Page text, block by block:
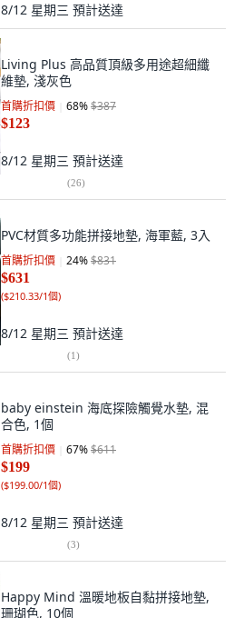
8/12 星期三 預計送達
Living Plus 高品質頂級多用途超細纖
維墊, 淺灰色
首購折扣價 68%$387
$123
8/12 星期三 預計送達
(26)
PVC材質多功能拼接地墊, 海軍藍, 3入
首購折扣價 24%$831
$631
($210.33/1個)
8/12 星期三 預計送達
(1)
baby einstein 海底探險觸覺水墊, 混
合色, 1個
首購折扣價 67%$611
$199
($199.00/1個)
8/12 星期三 預計送達
(3)
Happy Mind 溫暖地板自黏拼接地墊,
珊瑚色, 10個